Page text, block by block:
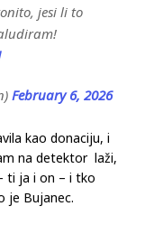
jesi li to
February 6, 2026
kao donaciju, i
na detektor laži,
ti ja i on – i tko
je Bujanec.